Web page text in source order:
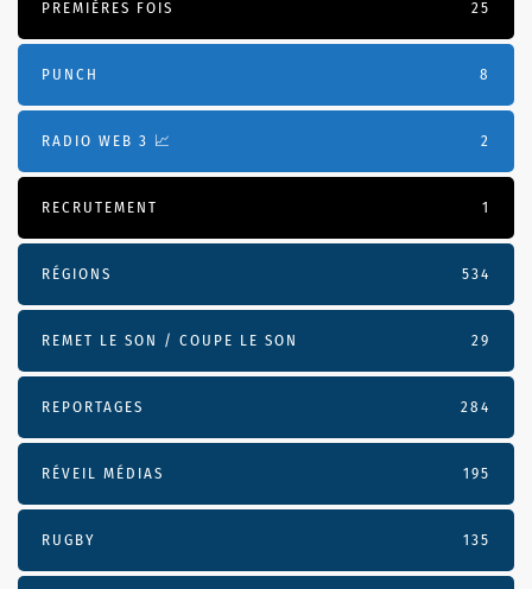
PREMIÈRES FOIS 25
PUNCH 8
RADIO WEB 3 📈 2
RECRUTEMENT 1
RÉGIONS 534
REMET LE SON / COUPE LE SON 29
REPORTAGES 284
RÉVEIL MÉDIAS 195
RUGBY 135